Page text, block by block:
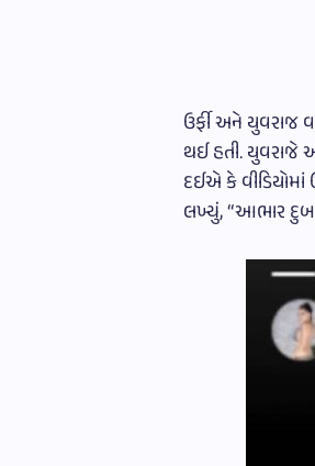
ઉર્ફી અને યુવરાજ
થઈ હતી. યુવરાજે
દઈએ કે વીડિયોમાં
લખ્યું, “આભાર